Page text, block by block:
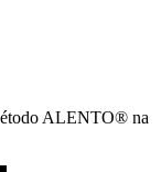
ALENTO® na